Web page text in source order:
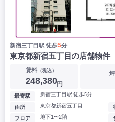
新宿三丁目駅 徒歩5分
東京都新宿五丁目の店舗物件
賃料（税込）
248,380円
最寄駅 新宿三丁目駅 徒歩5分
住所 東京都新宿五丁目
フロア 地下1〜2階